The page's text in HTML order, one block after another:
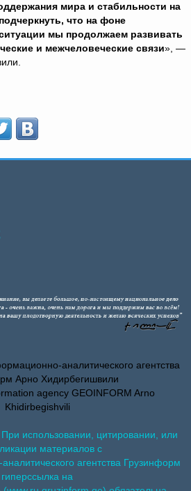
мира и стабильности на
что на фоне
мы продолжаем развивать
и межчеловеческие связи», —
аналитического агентства
Арно Хидирбегишвили
agency GEOINFORM Arno
Khidirbegishvili
использовании, цитировании, или
материалов с
агентства Грузинформ
гиперссылка на